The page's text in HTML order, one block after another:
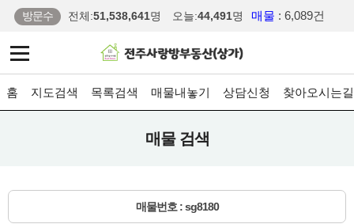
방문수 전체:51,538,641명 오늘:44,491명 매물 : 6,089건
홈 지도검색 목록검색 매물내놓기 상담신청 찾아오시는길
매물 검색
매물번호 : sg8180